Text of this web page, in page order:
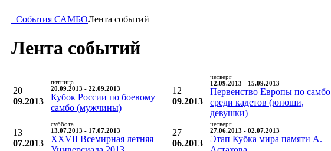
События САМБОЛента событий
Лента событий
20
09.2013
пятница
20.09.2013 - 22.09.2013
Кубок России по боевому
самбо (мужчины)
12
09.2013
четверг
12.09.2013 - 15.09.2013
Первенство Европы по самбо
среди кадетов (юноши,
девушки)
13
07.2013
суббота
13.07.2013 - 17.07.2013
XXVII Всемирная летняя
27
06.2013
четверг
27.06.2013 - 02.07.2013
Этап Кубка мира памяти А.